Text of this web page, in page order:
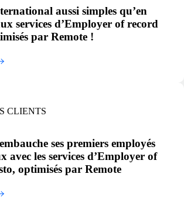
aussi simples qu’en
services d’Employer of record
par Remote !
CLIENTS
ses premiers employés
avec les services d’Employer of
optimisés par Remote